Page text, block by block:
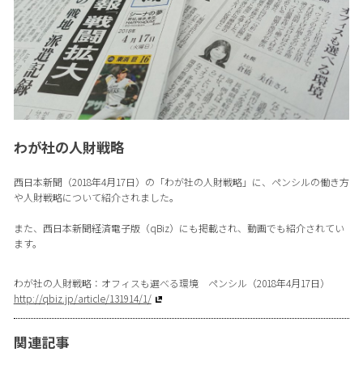
わが社の人財戦略
西日本新聞（2018年4月17日）の「わが社の人財戦略」に、ペンシルの働き方
や人財戦略について紹介されました。
また、西日本新聞経済電子版（qBiz）にも掲載され、動画でも紹介されてい
ます。
わが社の人財戦略：オフィスも選べる環境 ペンシル（2018年4月17日）
http://qbiz.jp/article/131914/1/
関連記事